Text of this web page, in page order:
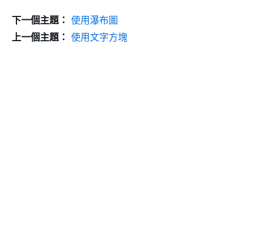
下一個主題： 使用瀑布圖
上一個主題： 使用文字方塊